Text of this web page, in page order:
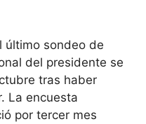
último sondeo de
del presidente se
tras haber
La encuesta
por tercer mes